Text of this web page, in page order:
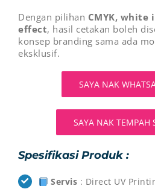
Dengan pilihan CMYK, white
effect, hasil cetakan boleh
konsep branding sama ada
eksklusif.
SAYA NAK
SAYA NAK TEMPAH
Spesifikasi Produk :
Servis : Direct UV